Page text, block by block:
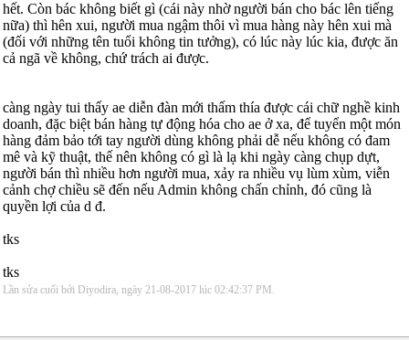
hết. Còn bác không biết gì (cái này nhờ người bán cho bác lên tiếng
nữa) thì hên xui, người mua ngậm thôi vì mua hàng này hên xui mà
(đối với những tên tuổi không tin tưởng), có lúc này lúc kia, được ăn
cả ngã về không, chứ trách ai được.
càng ngày tui thấy ae diễn đàn mới thấm thía được cái chữ nghề kinh
doanh, đặc biệt bán hàng tự động hóa cho ae ở xa, để tuyển một món
hàng đảm bảo tới tay người dùng không phải dễ nếu không có đam
mê và kỹ thuật, thế nên không có gì là lạ khi ngày càng chụp dựt,
người bán thì nhiều hơn người mua, xảy ra nhiều vụ lùm xùm, viễn
cảnh chợ chiều sẽ đến nếu Admin không chấn chỉnh, đó cũng là
quyền lợi của d đ.
tks
tks
Lần sửa cuối bởi Diyodira, ngày 21-08-2017 lúc 02:42:37 PM .